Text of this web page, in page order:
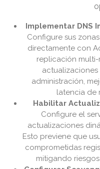
Implementar DNS
Configure sus
directamente con
replicación
actualizaciones
administración,
latencia de
Habilitar
Configure el
actualizaciones
Esto previene que
comprometidas
mitigando